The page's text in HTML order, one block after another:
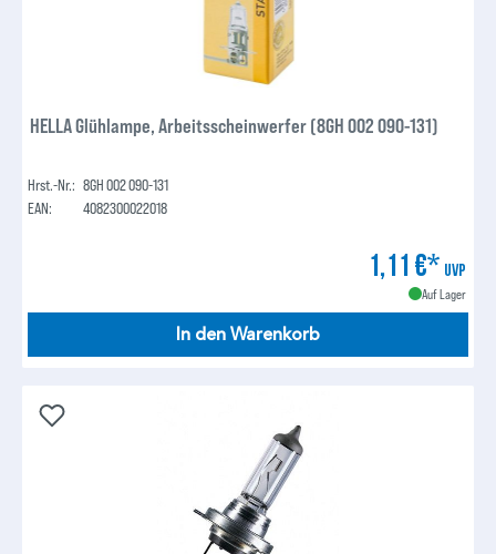
HELLA Glühlampe, Arbeitsscheinwerfer (8GH 002 090-131)
Hrst.-Nr.: 8GH 002 090-131
EAN:
4082300022018
1,11 €* UVP
Auf Lager
In den Warenkorb